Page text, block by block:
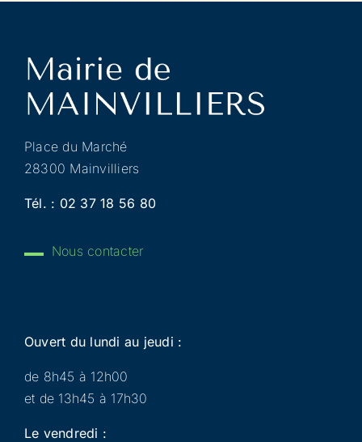
Place du Marché
28300 Mainvilliers
Tél. : 02 37 18 56 80
Nous contacter
Ouvert du lundi au jeudi :
de 8h45 à 12h00
et de 13h45 à 17h30
Le vendredi :